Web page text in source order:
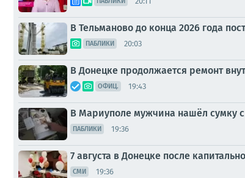
В Тельманово до конца 2026 года
ПАБЛИКИ 20:03
В Донецке продолжается ремонт
ОФИЦ. 19:43
В Мариуполе мужчина нашёл сумку
ПАБЛИКИ 19:36
7 августа в Донецке после
СМИ 19:36